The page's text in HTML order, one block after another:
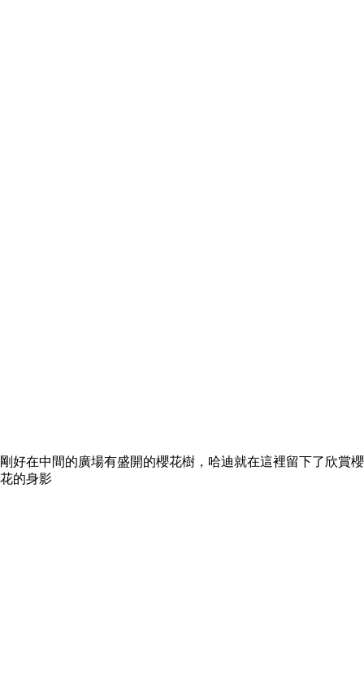
剛好在中間的廣場有盛開的櫻花樹，哈迪就在這裡留下了欣賞櫻
花的身影